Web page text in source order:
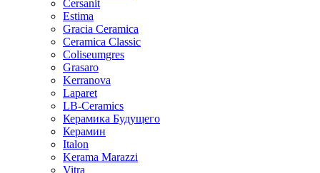
Cersanit
Estima
Gracia Ceramica
Ceramica Classic
Coliseumgres
Grasaro
Kerranova
Laparet
LB-Ceramics
Керамика Будущего
Керамин
Italon
Kerama Marazzi
Vitra